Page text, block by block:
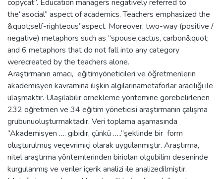
copycat”. Education managers negatively referred to
the“asocial” aspect of academics. Teachers emphasized the
&quot;self-righteous”aspect. Moreover, two-way (positive /
negative) metaphors such as “spouse,cactus, carbon&quot;
and 6 metaphors that do not fall into any category
werecreated by the teachers alone.
Araştırmanın amacı, eğitimyöneticileri ve öğretmenlerin
akademisyen kavramına ilişkin algılarınametaforlar aracılığı ile
ulaşmaktır. Ulaşılabilir örnekleme yöntemine görebelirlenen
232 öğretmen ve 34 eğitim yöneticisi araştırmanın çalışma
grubunuoluşturmaktadır. Veri toplama aşamasında
“Akademisyen …. gibidir, çünkü …..”şeklinde bir form
oluşturulmuş veçevrimiçi olarak uygulanmıştır. Araştırma,
nitel araştırma yöntemlerinden biriolan olgubilim deseninde
kurgulanmış ve veriler içerik analizi ile analizedilmiştir.